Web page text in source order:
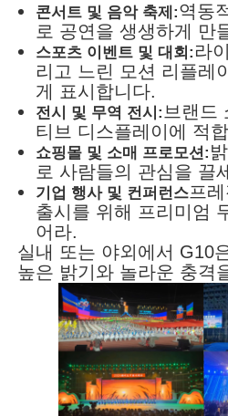
콘서트 및 음악 축제:역동
로 공연을 생생하게 만
스포츠 이벤트 및 대회: 라
리고 느린 모션 리플레
게 표시합니다.
전시 및 무역 전시: 브랜드
티브 디스플레이에 적
쇼핑몰 및 소매 프로모션:
로 사람들의 관심을 끌
기업 행사 및 컨퍼런스프
출시를 위해 프리미엄
어라.
실내 또는 야외에서 G10
높은 밝기와 놀라운 충격